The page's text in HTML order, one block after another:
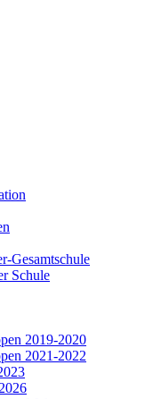
Gesamtschule
Schule
2019-2020
2021-2022